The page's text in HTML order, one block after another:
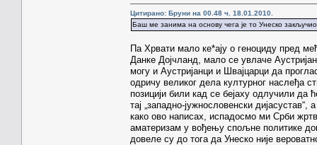
Цитирано: Бруни на 00.48 ч. 18.01.2010.
Баш ме занима на основу чега је то Унеско
Па Хрвати мало ке*ају о геноциду пред
Данке Дојчланд, мало се увлаче
могу и Аустријанци и Швајцарци да
одричу великог дела културног наслеђа
позицији били кад се бејаху одлучили да
тај „западно-јужнословенски
како ово написах, испадосмо ми Срби
аматеризам у вођењу спољне политике
довеле су до тога да Унеско није